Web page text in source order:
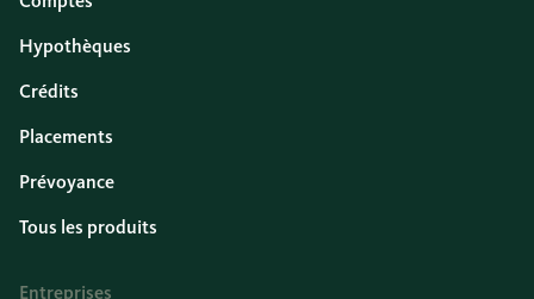
Hypothèques
Crédits
Placements
Prévoyance
Tous les produits
Entreprises